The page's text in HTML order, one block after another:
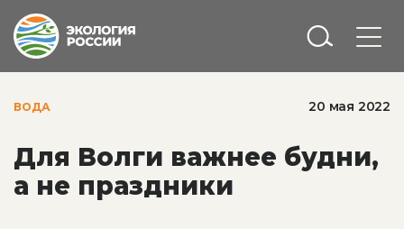
ВОДА 20 мая 2022
Для Волги важнее будни,
а не праздники